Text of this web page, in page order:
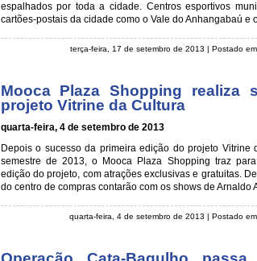
espalhados por toda a cidade. Centros esportivos
cartões-postais da cidade como o Vale do Anhangabaú e
terça-feira, 17 de setembro de 2013 | Postado em
Mooca Plaza Shopping realiza
projeto Vitrine da Cultura
quarta-feira, 4 de setembro de 2013
Depois o sucesso da primeira edição do projeto Vitrine
semestre de 2013, o Mooca Plaza Shopping traz
edição do projeto, com atrações exclusivas e gratuitas.
do centro de compras contarão com os shows de Arnaldo
quarta-feira, 4 de setembro de 2013 | Postado em